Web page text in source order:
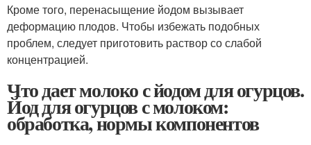
Кроме того, перенасыщение йодом вызывает
деформацию плодов. Чтобы избежать подобных
проблем, следует приготовить раствор со слабой
концентрацией.
Что дает молоко с йодом для огурцов.
Йод для огурцов с молоком:
обработка, нормы компонентов